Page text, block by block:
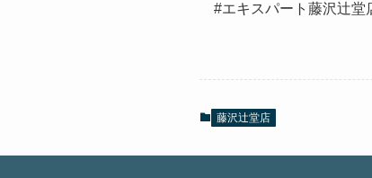
#エキスパート藤沢辻堂
藤沢辻堂店